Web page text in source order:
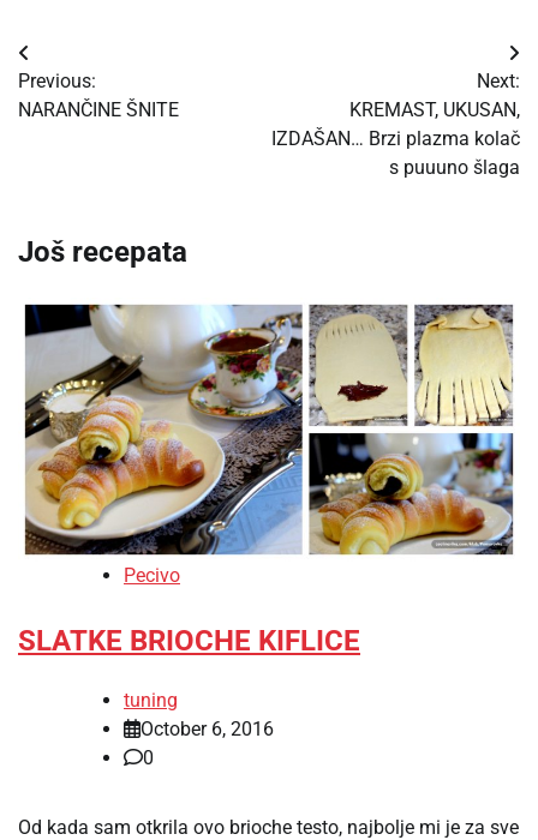
Post
navigation
Previous:
NARANČINE ŠNITE
Next:
KREMAST, UKUSAN,
IZDAŠAN… Brzi plazma kolač
s puuuno šlaga
Još recepata
Pecivo
SLATKE BRIOCHE KIFLICE
tuning
October 6, 2016
0
Od kada sam otkrila ovo brioche testo, najbolje mi je za sve